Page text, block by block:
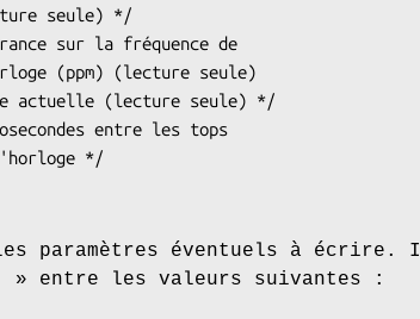
paramètres éventuels à écrire.
» entre les valeurs suivantes :